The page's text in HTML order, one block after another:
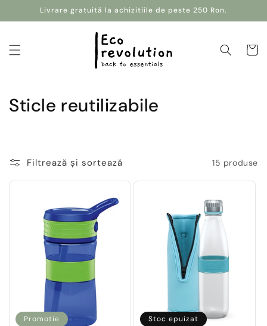
Salt la
conținut
Livrare gratuită la achizitiile de peste 250 Ron.
Coș
C
e
Sticle reutilizabile
Filtrează și sortează 15 produse
Promotie Stoc epuizat